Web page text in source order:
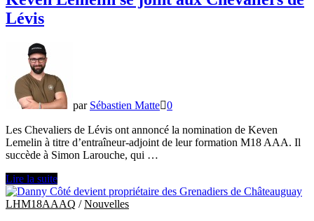
Lévis
par Sébastien Matte 0
Les Chevaliers de Lévis ont annoncé la nomination de Keven
Lemelin à titre d’entraîneur-adjoint de leur formation M18 AAA. Il
succède à Simon Larouche, qui …
Keven
Lemelin
se
Lire la suite
LHM18AAAQ /Nouvelles